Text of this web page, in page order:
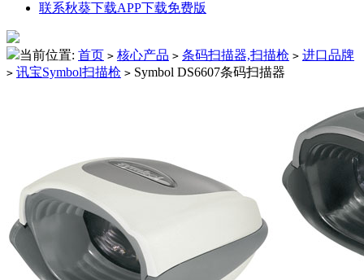
联系秋葵下载APP下载免费版
当前位置: 首页 > 核心产品 > 条码扫描器,扫描枪 > 进口品牌
> 讯宝Symbol扫描枪 > Symbol DS6607条码扫描器